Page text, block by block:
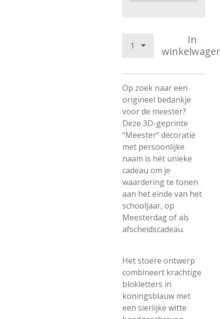
In
Op zoek naar een
origineel bedankje
voor de meester?
Deze 3D-geprinte
“Meester” decoratie
met persoonlijke
naam is hét unieke
cadeau om je
waardering te tonen
aan het einde van het
schooljaar, op
Meesterdag of als
afscheidscadeau.
Het stoere ontwerp
combineert krachtige
blokletters in
koningsblauw met
een sierlijke witte